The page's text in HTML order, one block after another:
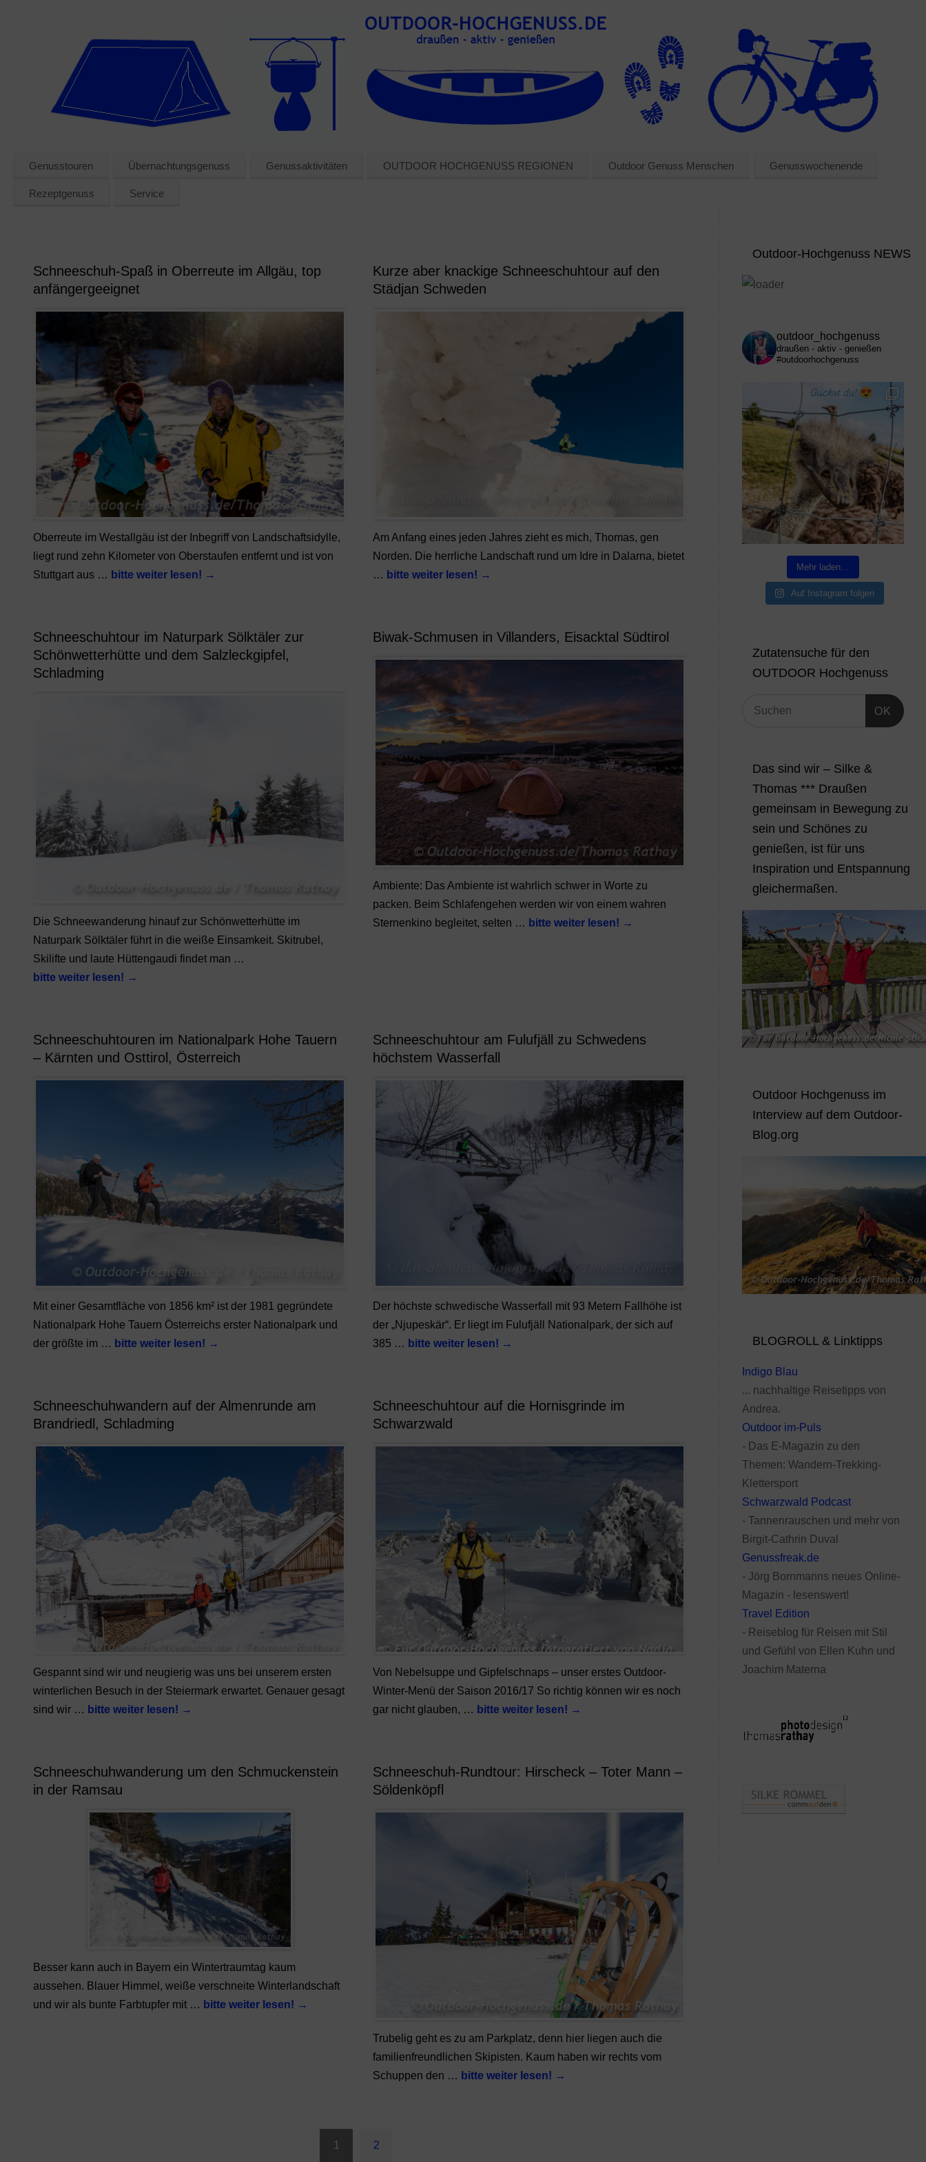
Genusstouren Übernachtungsgenuss Genussaktivitäten OUTDOOR HOCHGENUSS REGIONEN Outdoor Genuss Menschen Genusswochenende
Rezeptgenuss Service
Schneeschuh-Spaß in Oberreute im Allgäu, top
anfängergeeignet
Oberreute im Westallgäu ist der Inbegriff von Landschaftsidylle,
liegt rund zehn Kilometer von Oberstaufen entfernt und ist von
Stuttgart aus … bitte weiter lesen! →
Kurze aber knackige Schneeschuhtour auf den
Städjan Schweden
Am Anfang eines jeden Jahres zieht es mich, Thomas, gen
Norden. Die herrliche Landschaft rund um Idre in Dalarna, bietet
… bitte weiter lesen! →
Schneeschuhtour im Naturpark Sölktäler zur
Schönwetterhütte und dem Salzleckgipfel,
Schladming
Die Schneewanderung hinauf zur Schönwetterhütte im
Naturpark Sölktäler führt in die weiße Einsamkeit. Skitrubel,
Skilifte und laute Hüttengaudi findet man …
bitte weiter lesen! →
Biwak-Schmusen in Villanders, Eisacktal Südtirol
Ambiente: Das Ambiente ist wahrlich schwer in Worte zu
packen. Beim Schlafengehen werden wir von einem wahren
Sternenkino begleitet, selten … bitte weiter lesen! →
Schneeschuhtouren im Nationalpark Hohe Tauern
– Kärnten und Osttirol, Österreich
Mit einer Gesamtfläche von 1856 km² ist der 1981 gegründete
Nationalpark Hohe Tauern Österreichs erster Nationalpark und
der größte im … bitte weiter lesen! →
Schneeschuhtour am Fulufjäll zu Schwedens
höchstem Wasserfall
Der höchste schwedische Wasserfall mit 93 Metern Fallhöhe ist
der „Njupeskär“. Er liegt im Fulufjäll Nationalpark, der sich auf
385 … bitte weiter lesen! →
Schneeschuhwandern auf der Almenrunde am
Brandriedl, Schladming
Gespannt sind wir und neugierig was uns bei unserem ersten
winterlichen Besuch in der Steiermark erwartet. Genauer gesagt
sind wir … bitte weiter lesen! →
Schneeschuhtour auf die Hornisgrinde im
Schwarzwald
Von Nebelsuppe und Gipfelschnaps – unser erstes Outdoor-
Winter-Menü der Saison 2016/17 So richtig können wir es noch
gar nicht glauben, … bitte weiter lesen! →
Schneeschuhwanderung um den Schmuckenstein
in der Ramsau
Besser kann auch in Bayern ein Wintertraumtag kaum
aussehen. Blauer Himmel, weiße verschneite Winterlandschaft
und wir als bunte Farbtupfer mit … bitte weiter lesen! →
Schneeschuh-Rundtour: Hirscheck – Toter Mann –
Söldenköpfl
Trubelig geht es zu am Parkplatz, denn hier liegen auch die
familienfreundlichen Skipisten. Kaum haben wir rechts vom
Schuppen den … bitte weiter lesen! →
1 2
Outdoor-Hochgenuss NEWS
outdoor_hochgenuss
draußen - aktiv - genießen
#outdoorhochgenuss
Mehr laden…
Auf Instagram folgen
Zutatensuche für den
OUTDOOR Hochgenuss
OK
Das sind wir – Silke &
Thomas *** Draußen
gemeinsam in Bewegung zu
sein und Schönes zu
genießen, ist für uns
Inspiration und Entspannung
gleichermaßen.
Outdoor Hochgenuss im
Interview auf dem Outdoor-
Blog.org
BLOGROLL & Linktipps
Indigo Blau
... nachhaltige Reisetipps von
Andrea.
Outdoor im-Puls
- Das E-Magazin zu den
Themen: Wandern-Trekking-
Klettersport
Schwarzwald Podcast
- Tannenrauschen und mehr von
Birgit-Cathrin Duval
Genussfreak.de
- Jörg Bornmanns neues Online-
Magazin - lesenswert!
Travel Edition
- Reiseblog für Reisen mit Stil
und Gefühl von Ellen Kuhn und
Joachim Materna